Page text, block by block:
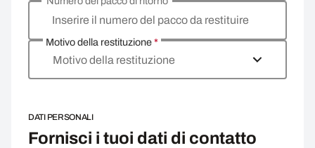
Inserire il numero del pacco da restituire
Motivo della restituzione*
Motivo della restituzione
DATI PERSONALI
Fornisci i tuoi dati di contatto